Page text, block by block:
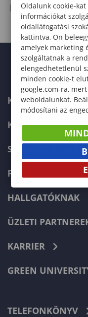
letöltés
KAPCSOLAT
KÉPZÉSKERESŐ
SZERVEZETI
FELVÉTELIZŐKNEK
HALLGATÓKNAK
ÜZLETI
KARRIER
GREEN
TELEFONKÖNYV
Oldalunk cookie-
információkat
oldallátogatási
kattintva, Ön
amelyek marketing
szolgáltatnak a
elengedhetetlenül
minden cookie-t
google.com-ra,
weboldalunkat.
módosítani az